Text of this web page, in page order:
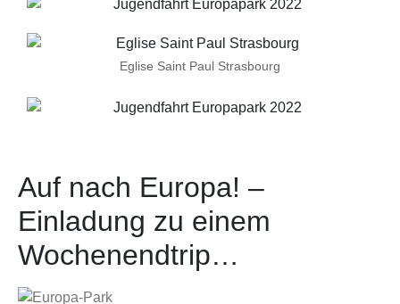
Eglise Saint Paul Strasbourg
Auf nach Europa! –
Einladung zu einem
Wochenendtrip…